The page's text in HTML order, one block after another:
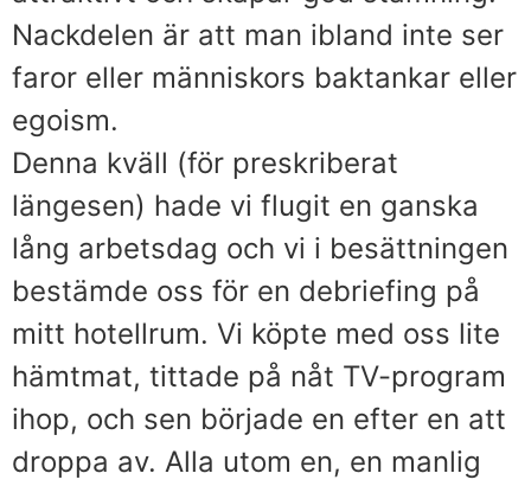
Nackdelen är att man ibland inte ser
faror eller människors baktankar eller
egoism.
Denna kväll (för preskriberat
längesen) hade vi flugit en ganska
lång arbetsdag och vi i besättningen
bestämde oss för en debriefing på
mitt hotellrum. Vi köpte med oss lite
hämtmat, tittade på nåt TV-program
ihop, och sen började en efter en att
droppa av. Alla utom en, en manlig